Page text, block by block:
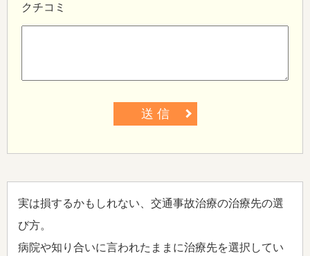
クチコミ
送 信
実は損するかもしれない、交通事故治療の治療先の選
び方。
病院や知り合いに言われたままに治療先を選択してい